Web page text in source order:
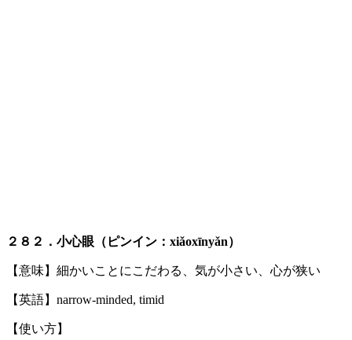
２８２．小心眼（ピンイン：xiǎoxīnyǎn）
【意味】細かいことにこだわる、気が小さい、心が狭い
【英語】narrow-minded, timid
【使い方】